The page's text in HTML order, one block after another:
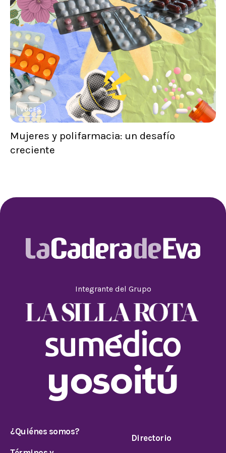
VOCES
Mujeres y polifarmacia: un desafío
creciente
Integrante del Grupo
¿Quiénes somos?
Directorio